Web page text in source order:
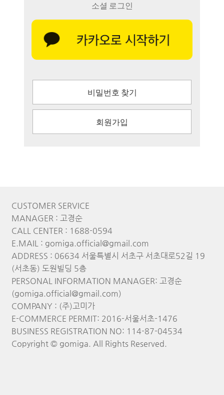
소셜 로그인
비밀번호 찾기
회원가입
CUSTOMER SERVICE
MANAGER : 고경순
CALL CENTER : 1688-0594
E.MAIL : gomiga.official@gmail.com
ADDRESS : 06634 서울특별시 서초구 서초대로52길 19
(서초동) 도원빌딩 5층
PERSONAL INFORMATION MANAGER: 고경순
(gomiga.official@gmail.com)
COMPANY : (주)고미가
E-COMMERCE PERMIT: 2016-서울서초-1476
BUSINESS REGISTRATION NO: 114-87-04534
Copyright © gomiga. All Rights Reserved.